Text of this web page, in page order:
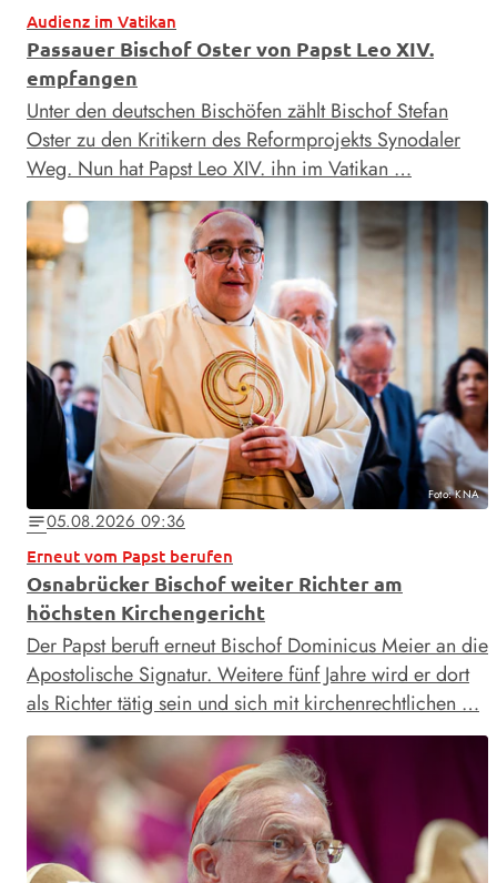
Audienz im Vatikan
Passauer Bischof Oster von Papst Leo XIV.
empfangen
Unter den deutschen Bischöfen zählt Bischof Stefan
Oster zu den Kritikern des Reformprojekts Synodaler
Weg. Nun hat Papst Leo XIV. ihn im Vatikan …
Foto: KNA
notes05.08.2026 09:36
Erneut vom Papst berufen
Osnabrücker Bischof weiter Richter am
höchsten Kirchengericht
Der Papst beruft erneut Bischof Dominicus Meier an die
Apostolische Signatur. Weitere fünf Jahre wird er dort
als Richter tätig sein und sich mit kirchenrechtlichen …